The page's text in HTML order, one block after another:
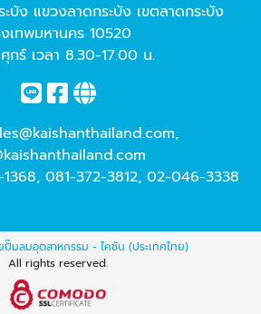
บัง แขวงลาดกระบัง เขตลาดกระบัง
เทพมหานคร 10520
กร์ เวลา 8.30-17.00 น.
,
, 081-372-3812, 02-046-3338
ปั๊มลมอุตสาหกรรม - ไคชัน (ประเทศไทย)
All rights reserved.